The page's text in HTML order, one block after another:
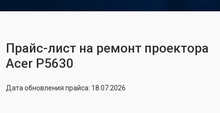
Прайс-лист на ремонт проектора
Acer P5630
Дата обновления прайса: 18.07.2026